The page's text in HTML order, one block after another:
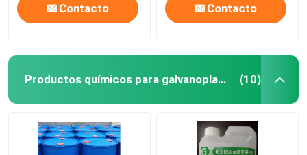
Contacto Contacto
Productos químicos para galvanoplastia (10)